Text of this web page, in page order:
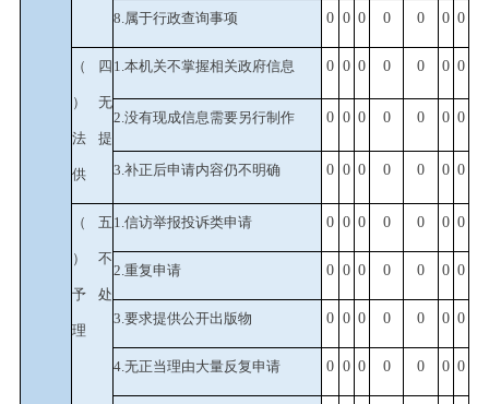
8.属于行政查询事项 0 0 0 0 0 0 0
（四
）无
法提
供
1.本机关不掌握相关政府信息 0 0 0 0 0 0 0
2.没有现成信息需要另行制作 0 0 0 0 0 0 0
3.补正后申请内容仍不明确 0 0 0 0 0 0 0
（五
）不
予处
理
1.信访举报投诉类申请 0 0 0 0 0 0 0
2.重复申请 0 0 0 0 0 0 0
3.要求提供公开出版物 0 0 0 0 0 0 0
4.无正当理由大量反复申请 0 0 0 0 0 0 0